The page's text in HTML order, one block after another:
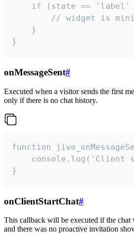
if (state ==
// widget is
    }
}
onMessageSent#
Executed when a visitor sends the first
only if there is no chat history.
function
console.log('Client
}
onClientStartChat#
This callback will be executed if the chat
and there was no proactive invitation